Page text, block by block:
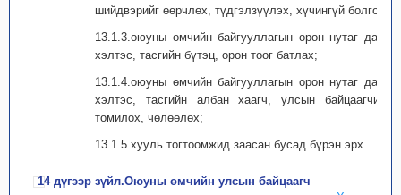
шийдвэрийг өөрчлөх, түдгэлзүүлэх, хүчингүй болгох;
13.1.3.оюуны өмчийн байгууллагын орон нутаг дахь
хэлтэс, тасгийн бүтэц, орон тоог батлах;
13.1.4.оюуны өмчийн байгууллагын орон нутаг дахь
хэлтэс, тасгийн албан хаагч, улсын байцаагчийг
томилох, чөлөөлөх;
13.1.5.хууль тогтоомжид заасан бусад бүрэн эрх.
14 дүгээр зүйл.Оюуны өмчийн улсын байцаагч